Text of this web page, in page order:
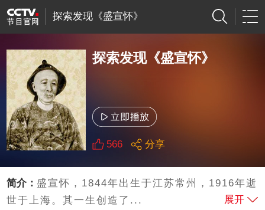
探索发现《盛宣怀》
探索发现《盛宣怀》
566 分享
简介： 盛宣怀，1844年出生于江苏常州，1916年逝
世于上海。其一生创造了...
展开